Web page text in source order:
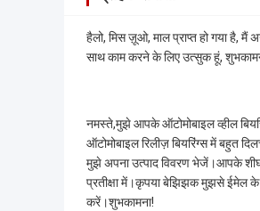
हैलो, मिस ज़ूओ, माल प्राप्त हो गया है, मैं
साथ काम करने के लिए उत्सुक हूं,
नमस्ते,मुझे आपके ऑटोमोबाइल व्हील
ऑटोमोबाइल रिलीज़ बियरिंग्स में बहुत
मुझे अपना उत्पाद विवरण भेजें।आपके
प्रतीक्षा में।कृपया बेझिझक मुझसे ईमेल के
करें।शुभकामना!